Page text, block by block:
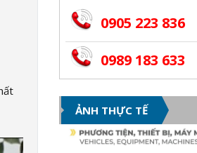
0905 223 836
0989 183 633
ẢNH THỰC TẾ